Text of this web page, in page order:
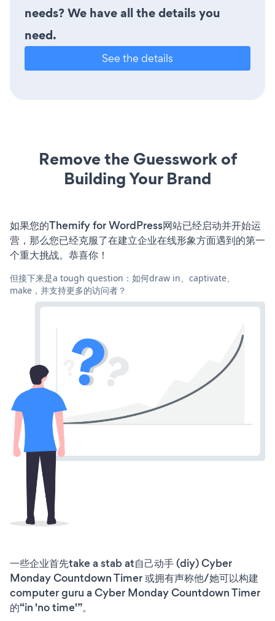
needs? We have all the details you
need.
See the details
Remove the Guesswork of
Building Your Brand
如果您的Themify for WordPress网站已经启动并开始运
营，那么您已经克服了在建立企业在线形象方面遇到的第一
个重大挑战。恭喜你！
但接下来是a tough question：如何draw in、captivate、
make，并支持更多的访问者？
一些企业首先take a stab at自己动手 (diy) Cyber
Monday Countdown Timer 或拥有声称他/她可以构建
computer guru a Cyber Monday Countdown Timer
的“in 'no time'”。